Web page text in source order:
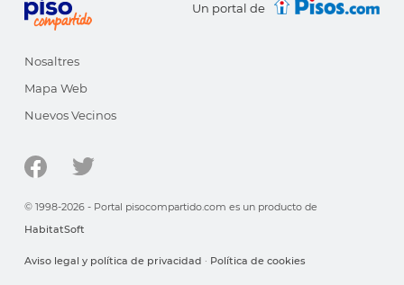
Un portal de
Nosaltres
Mapa Web
Nuevos Vecinos
© 1998-2026 - Portal pisocompartido.com es un producto de
HabitatSoft
Aviso legal y política de privacidad · Política de cookies